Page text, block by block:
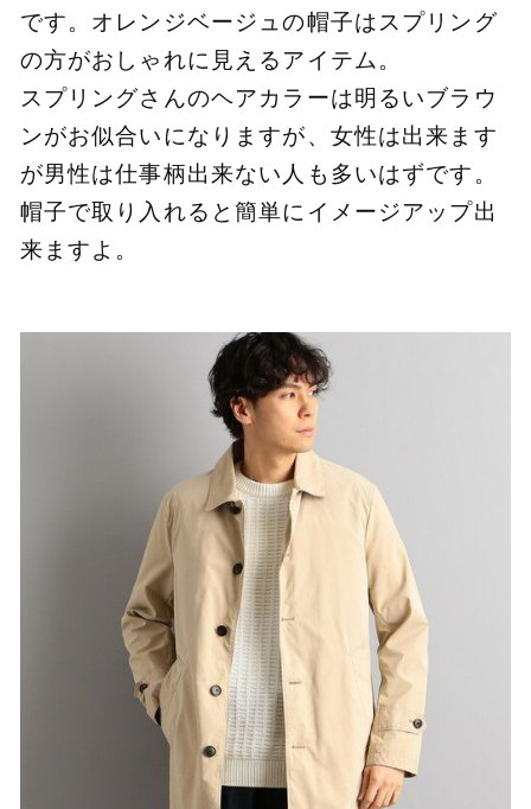
です。オレンジベージュの帽子はスプリング
の方がおしゃれに見えるアイテム。
スプリングさんのヘアカラーは明るいブラウ
ンがお似合いになりますが、女性は出来ます
が男性は仕事柄出来ない人も多いはずです。
帽子で取り入れると簡単にイメージアップ出
来ますよ。